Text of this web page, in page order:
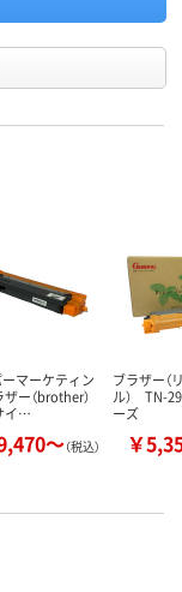
マーケティン
ー（brother）
イ…
～（税込）
ブラザー（
ル） TN-
ーズ
￥